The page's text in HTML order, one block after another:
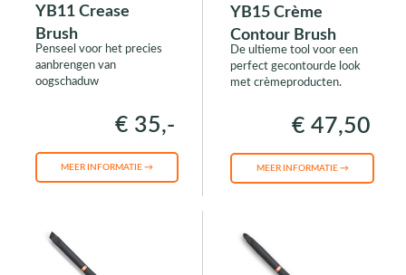
YB11 Crease
Brush
Penseel voor het precies
aanbrengen van
oogschaduw
€ 35,-
MEER INFORMATIE →
YB15 Crème
Contour Brush
De ultieme tool voor een
perfect gecontourde look
met crèmeproducten.
€ 47,50
MEER INFORMATIE →